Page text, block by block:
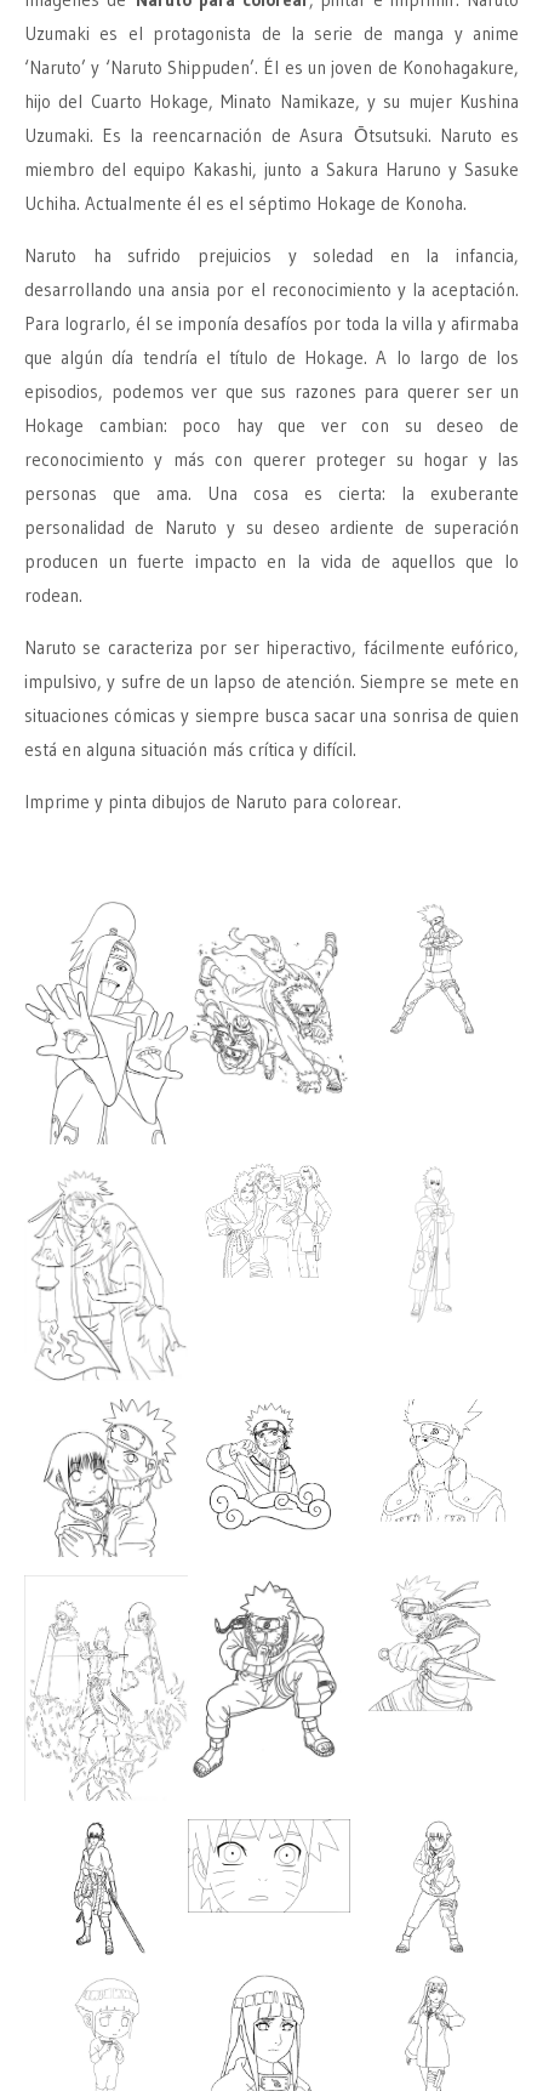
Uzumaki es el protagonista de la serie de manga y anime
‘Naruto’ y ‘Naruto Shippuden’. Él es un joven de Konohagakure,
hijo del Cuarto Hokage, Minato Namikaze, y su mujer Kushina
Uzumaki. Es la reencarnación de Asura Ōtsutsuki. Naruto es
miembro del equipo Kakashi, junto a Sakura Haruno y Sasuke
Uchiha. Actualmente él es el séptimo Hokage de Konoha.
Naruto ha sufrido prejuicios y soledad en la infancia,
desarrollando una ansia por el reconocimiento y la aceptación.
Para lograrlo, él se imponía desafíos por toda la villa y afirmaba
que algún día tendría el título de Hokage. A lo largo de los
episodios, podemos ver que sus razones para querer ser un
Hokage cambian: poco hay que ver con su deseo de
reconocimiento y más con querer proteger su hogar y las
personas que ama. Una cosa es cierta: la exuberante
personalidad de Naruto y su deseo ardiente de superación
producen un fuerte impacto en la vida de aquellos que lo
rodean.
Naruto se caracteriza por ser hiperactivo, fácilmente eufórico,
impulsivo, y sufre de un lapso de atención. Siempre se mete en
situaciones cómicas y siempre busca sacar una sonrisa de quien
está en alguna situación más crítica y difícil.
Imprime y pinta dibujos de Naruto para colorear.